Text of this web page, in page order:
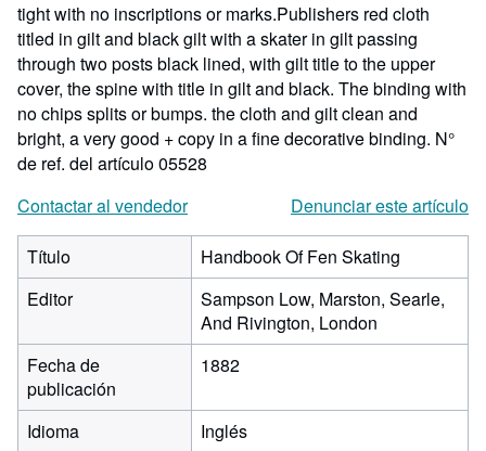
tight with no inscriptions or marks.Publishers red cloth
titled in gilt and black gilt with a skater in gilt passing
through two posts black lined, with gilt title to the upper
cover, the spine with title in gilt and black. The binding with
no chips splits or bumps. the cloth and gilt clean and
bright, a very good + copy in a fine decorative binding. N°
de ref. del artículo 05528
Contactar al vendedor
Denunciar este artículo
Título
Handbook Of Fen Skating
Editor
Sampson Low, Marston, Searle,
And Rivington, London
Fecha de
publicación
1882
Idioma
Inglés